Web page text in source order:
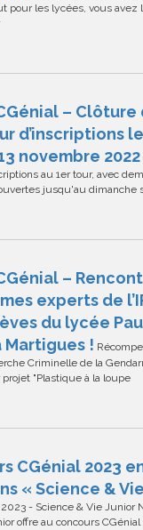
pour les lycées, vous avez
– Clôture
d’inscriptions le
novembre 2022
au 1er tour, avec
jusqu'au dimanche
–
experts de
du lycée
Martigues !
Criminelle de la
projet "Plastique à la loupe
CGénial 2023
« Science &
- Science & Vie Junior
offre au concours